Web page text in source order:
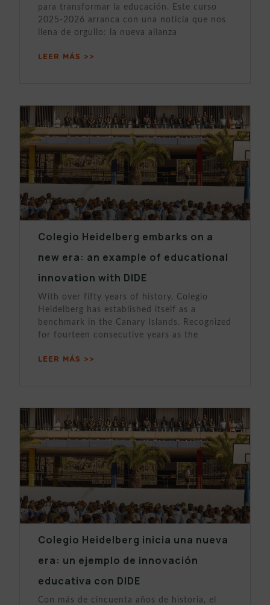
para transformar la educación. Este curso
2025-2026 arranca con una noticia que nos
llena de orgullo: la nueva alianza
LEER MÁS >>
Colegio Heidelberg embarks on a
new era: an example of educational
innovation with DIDE
With over fifty years of history, Colegio
Heidelberg has established itself as a
benchmark in the Canary Islands. Recognized
for fourteen consecutive years as the
LEER MÁS >>
Colegio Heidelberg inicia una nueva
era: un ejemplo de innovación
educativa con DIDE
Con más de cincuenta años de historia, el